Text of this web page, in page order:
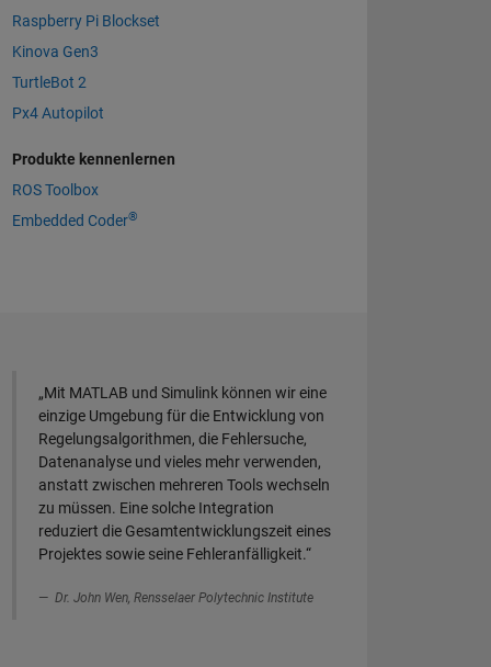
Raspberry Pi Blockset
Kinova Gen3
TurtleBot 2
Px4 Autopilot
Produkte kennenlernen
ROS Toolbox
Embedded Coder®
„Mit MATLAB und Simulink können wir eine
einzige Umgebung für die Entwicklung von
Regelungsalgorithmen, die Fehlersuche,
Datenanalyse und vieles mehr verwenden,
anstatt zwischen mehreren Tools wechseln
zu müssen. Eine solche Integration
reduziert die Gesamtentwicklungszeit eines
Projektes sowie seine Fehleranfälligkeit.“
Dr. John Wen, Rensselaer Polytechnic Institute